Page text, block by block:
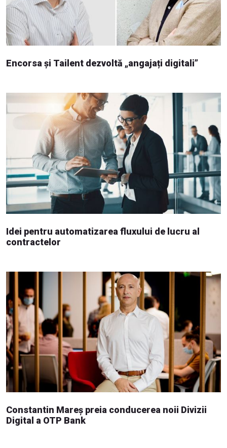
Encorsa și Tailent dezvoltă „angajați digitali”
Idei pentru automatizarea fluxului de lucru al
contractelor
Constantin Mareș preia conducerea noii Divizii
Digital a OTP Bank